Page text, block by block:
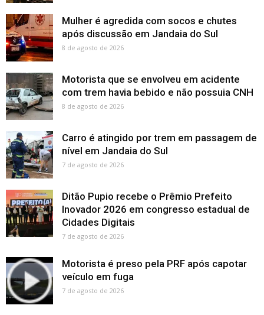
Mulher é agredida com socos e chutes
após discussão em Jandaia do Sul
8 de agosto de 2026
Motorista que se envolveu em acidente
com trem havia bebido e não possuia CNH
8 de agosto de 2026
Carro é atingido por trem em passagem de
nível em Jandaia do Sul
7 de agosto de 2026
Ditão Pupio recebe o Prêmio Prefeito
Inovador 2026 em congresso estadual de
Cidades Digitais
7 de agosto de 2026
Motorista é preso pela PRF após capotar
veículo em fuga
7 de agosto de 2026